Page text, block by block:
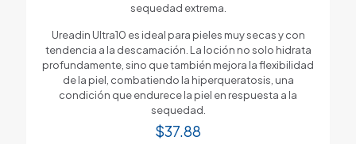
sequedad extrema.
Ureadin Ultra10 es ideal para pieles muy secas y con
tendencia a la descamación. La loción no solo hidrata
profundamente, sino que también mejora la flexibilidad
de la piel, combatiendo la hiperqueratosis, una
condición que endurece la piel en respuesta a la
sequedad.
$37.88